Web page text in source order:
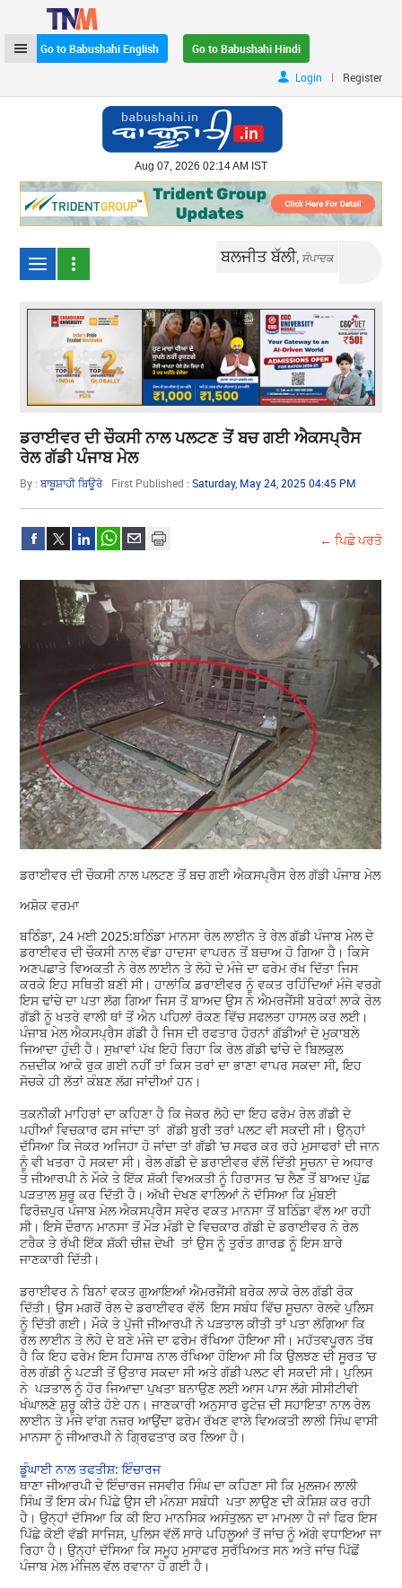
Go to Babushahi English
Go to Babushahi Hindi
Login
| Register
Aug 07, 2026 02:14 AM IST
ਬਲਜੀਤ ਬੱਲੀ,ਸੰਪਾਦਕ
ਡਰਾਈਵਰ ਦੀ ਚੌਕਸੀ ਨਾਲ ਪਲਟਣ ਤੋਂ ਬਚ ਗਈ ਐਕਸਪ੍ਰੈਸ
ਰੇਲ ਗੱਡੀ ਪੰਜਾਬ ਮੇਲ
By :ਬਾਬੂਸ਼ਾਹੀ ਬਿਊਰੋ First Published :Saturday, May 24, 2025 04:45 PM
← ਪਿਛੇ ਪਰਤੋ
ਡਰਾਈਵਰ ਦੀ ਚੌਕਸੀ ਨਾਲ ਪਲਟਣ ਤੋਂ ਬਚ ਗਈ ਐਕਸਪ੍ਰੈਸ ਰੇਲ ਗੱਡੀ ਪੰਜਾਬ ਮੇਲ
ਅਸ਼ੋਕ ਵਰਮਾ
ਬਠਿੰਡਾ, 24 ਮਈ 2025:ਬਠਿੰਡਾ ਮਾਨਸਾ ਰੇਲ ਲਾਈਨ ਤੇ ਰੇਲ ਗੱਡੀ ਪੰਜਾਬ ਮੇਲ ਦੇ
ਡਰਾਈਵਰ ਦੀ ਚੌਕਸੀ ਨਾਲ ਵੱਡਾ ਹਾਦਸਾ ਵਾਪਰਨ ਤੋਂ ਬਚਾਅ ਹੋ ਗਿਆ ਹੈ। ਕਿਸੇ
ਅਣਪਛਾਤੇ ਵਿਅਕਤੀ ਨੇ ਰੇਲ ਲਾਈਨ ਤੇ ਲੋਹੇ ਦੇ ਮੰਜੇ ਦਾ ਫਰੇਮ ਰੱਖ ਦਿੱਤਾ ਜਿਸ
ਕਰਕੇ ਇਹ ਸਥਿਤੀ ਬਣੀ ਸੀ। ਹਾਲਾਂਕਿ ਡਰਾਈਵਰ ਨੂੰ ਵਕਤ ਰਹਿੰਦਿਆਂ ਮੰਜੇ ਵਰਗੇ
ਇਸ ਢਾਂਚੇ ਦਾ ਪਤਾ ਲੱਗ ਗਿਆ ਜਿਸ ਤੋਂ ਬਾਅਦ ਉਸ ਨੇ ਐਮਰਜੈਂਸੀ ਬਰੇਕਾਂ ਲਾਕੇ ਰੇਲ
ਗੱਡੀ ਨੂੰ ਖਤਰੇ ਵਾਲੀ ਥਾਂ ਤੋਂ ਐਨ ਪਹਿਲਾਂ ਰੋਕਣ ਵਿੱਚ ਸਫਲਤਾ ਹਾਸਲ ਕਰ ਲਈ।
ਪੰਜਾਬ ਮੇਲ ਐਕਸਪ੍ਰੈਸ ਗੱਡੀ ਹੈ ਜਿਸ ਦੀ ਰਫਤਾਰ ਹੋਰਨਾਂ ਗੱਡੀਆਂ ਦੇ ਮੁਕਾਬਲੇ
ਜਿਆਦਾ ਹੁੰਦੀ ਹੈ। ਸੁਖਾਵਾਂ ਪੱਖ ਇਹੋ ਰਿਹਾ ਕਿ ਰੇਲ ਗੱਡੀ ਢਾਂਚੇ ਦੇ ਬਿਲਕੁਲ
ਨਜ਼ਦੀਕ ਆਕੇ ਰੁਕ ਗਈ ਨਹੀਂ ਤਾਂ ਕਿਸ ਤਰਾਂ ਦਾ ਭਾਣਾ ਵਾਪਰ ਸਕਦਾ ਸੀ, ਇਹ
ਸੋਚਕੇ ਹੀ ਲੱਤਾਂ ਕੰਬਣ ਲੱਗ ਜਾਂਦੀਆਂ ਹਨ।
ਤਕਨੀਕੀ ਮਾਹਿਰਾਂ ਦਾ ਕਹਿਣਾ ਹੈ ਕਿ ਜੇਕਰ ਲੋਹੇ ਦਾ ਇਹ ਫਰੇਮ ਰੇਲ ਗੱਡੀ ਦੇ
ਪਹੀਆਂ ਵਿਚਕਾਰ ਫਸ ਜਾਂਦਾ ਤਾਂ ਗੱਡੀ ਬੁਰੀ ਤਰਾਂ ਪਲਟ ਵੀ ਸਕਦੀ ਸੀ। ਉਨ੍ਹਾਂ
ਦੱਸਿਆ ਕਿ ਜੇਕਰ ਅਜਿਹਾ ਹੋ ਜਾਂਦਾ ਤਾਂ ਗੱਡੀ ’ਚ ਸਫਰ ਕਰ ਰਹੇ ਮੁਸਾਫਰਾਂ ਦੀ ਜਾਨ
ਨੂੰ ਵੀ ਖਤਰਾ ਹੋ ਸਕਦਾ ਸੀ। ਰੇਲ ਗੱਡੀ ਦੇ ਡਰਾਈਵਰ ਵੱਲੋਂ ਦਿੱਤੀ ਸੂਚਨਾ ਦੇ ਅਧਾਰ
ਤੇ ਜੀਆਰਪੀ ਨੇ ਮੌਕੇ ਤੇ ਇੱਕ ਸ਼ੱਕੀ ਵਿਅਕਤੀ ਨੂੰ ਹਿਰਾਸਤ ’ਚ ਲੈਣ ਤੋਂ ਬਾਅਦ ਪੁੱਛ
ਪੜਤਾਲ ਸ਼ੁਰੂ ਕਰ ਦਿੱਤੀ ਹੈ। ਅੱਖੀ ਦੇਖਣ ਵਾਲਿਆਂ ਨੇ ਦੱਸਿਆ ਕਿ ਮੁੰਬਈ
ਫਿਰੋਜ਼ਪੁਰ ਪੰਜਾਬ ਮੇਲ ਐਕਸਪ੍ਰੈਸ ਸਵੇਰ ਵਕਤ ਮਾਨਸਾ ਤੋਂ ਬਠਿੰਡਾ ਵੱਲ ਆ ਰਹੀ
ਸੀ। ਇਸੇ ਦੌਰਾਨ ਮਾਨਸਾ ਤੋਂ ਮੌੜ ਮੰਡੀ ਦੇ ਵਿਚਕਾਰ ਗੱਡੀ ਦੇ ਡਰਾਈਵਰ ਨੇ ਰੇਲ
ਟਰੈਕ ਤੇ ਰੱਖੀ ਇੱਕ ਸ਼ੱਕੀ ਚੀਜ਼ ਦੇਖੀ ਤਾਂ ਉਸ ਨੂੰ ਤੁਰੰਤ ਗਾਰਡ ਨੂੰ ਇਸ ਬਾਰੇ
ਜਾਣਕਾਰੀ ਦਿੱਤੀ।
ਡਰਾਈਵਰ ਨੇ ਬਿਨਾਂ ਵਕਤ ਗੁਆਇਆਂ ਐਮਰਜੈਂਸੀ ਬਰੇਕ ਲਾਕੇ ਰੇਲ ਗੱਡੀ ਰੋਕ
ਦਿੱਤੀ। ਉਸ ਮਗਰੋਂ ਰੇਲ ਦੇ ਡਰਾਈਵਰ ਵੱਲੋਂ ਇਸ ਸਬੰਧ ਵਿੱਚ ਸੂਚਨਾ ਰੇਲਵੇ ਪੁਲਿਸ
ਨੂੰ ਦਿੱਤੀ ਗਈ। ਮੌਕੇ ਤੇ ਪੁੱਜੀ ਜੀਆਰਪੀ ਨੇ ਪੜਤਾਲ ਕੀਤੀ ਤਾਂ ਪਤਾ ਲੱਗਿਆ ਕਿ
ਰੇਲ ਲਾਈਨ ਤੇ ਲੋਹੇ ਦੇ ਬਣੇ ਮੰਜੇ ਦਾ ਫਰੇਮ ਰੱਖਿਆ ਹੋਇਆ ਸੀ। ਮਹੱਤਵਪੂਰਨ ਤੱਥ
ਹੈ ਕਿ ਇਹ ਫਰੇਮ ਇਸ ਹਿਸਾਬ ਨਾਲ ਰੱਖਿਆ ਹੋਇਆ ਸੀ ਕਿ ਉਲਝਣ ਦੀ ਸੂਰਤ ’ਚ
ਰੇਲ ਗੱਡੀ ਨੂੰ ਪਟੜੀ ਤੋਂ ਉਤਾਰ ਸਕਦਾ ਸੀ ਅਤੇ ਗੱਡੀ ਪਲਟ ਵੀ ਸਕਦੀ ਸੀ। ਪੁਲਿਸ
ਨੇ ਪੜਤਾਲ ਨੂੰ ਹੋਰ ਜਿਆਦਾ ਪੁਖਤਾ ਬਨਾਉਣ ਲਈ ਆਸ ਪਾਸ ਲੱਗੇ ਸੀਸੀਟੀਵੀ
ਖੰਘਾਲਣੇ ਸ਼ੁਰੂ ਕੀਤੇ ਹੋਏ ਹਨ। ਜਾਣਕਾਰੀ ਅਨੁਸਾਰ ਫੁਟੇਜ਼ ਦੀ ਸਹਾਇਤਾ ਨਾਲ ਰੇਲ
ਲਾਈਨ ਤੇ ਮੰਜੇ ਵਾਂਗ ਨਜ਼ਰ ਆਉਂਦਾ ਫਰੇਮ ਰੱਖਣ ਵਾਲੇ ਵਿਅਕਤੀ ਲਾਲੀ ਸਿੰਘ ਵਾਸੀ
ਮਾਨਸਾ ਨੂੰ ਜੀਆਰਪੀ ਨੇ ਗ੍ਰਿਫਤਾਰ ਕਰ ਲਿਆ ਹੈ।
ਡੂੰਘਾਈ ਨਾਲ ਤਫਤੀਸ਼: ਇੰਚਾਰਜ
ਥਾਣਾ ਜੀਆਰਪੀ ਦੇ ਇੰਚਾਰਜ ਜਸਵੀਰ ਸਿੰਘ ਦਾ ਕਹਿਣਾ ਸੀ ਕਿ ਮੁਲਜਮ ਲਾਲੀ
ਸਿੰਘ ਤੋਂ ਇਸ ਕੰਮ ਪਿੱਛੇ ਉਸ ਦੀ ਮੰਨਸ਼ਾ ਸਬੰਧੀ ਪਤਾ ਲਾਉਣ ਦੀ ਕੋਸ਼ਿਸ਼ ਕਰ ਰਹੀ
ਹੈ। ਉਨ੍ਹਾਂ ਦੱਸਿਆ ਕਿ ਕੀ ਇਹ ਮਾਨਸਿਕ ਅਸੰਤੁਲਨ ਦਾ ਮਾਮਲਾ ਹੈ ਜਾਂ ਫਿਰ ਇਸ
ਪਿੱਛੇ ਕੋਈ ਵੱਡੀ ਸਾਜਿਸ਼, ਪੁਲਿਸ ਵੱਲੋਂ ਸਾਰੇ ਪਹਿਲੂਆਂ ਤੋਂ ਜਾਂਚ ਨੂੰ ਅੱਗੇ ਵਧਾਇਆ ਜਾ
ਰਿਹਾ ਹੈ। ਉਨ੍ਹਾਂ ਦੱਸਿਆ ਕਿ ਸਮੂਹ ਮੁਸਾਫਰ ਸੁਰੱਖਿਅਤ ਸਨ ਅਤੇ ਜਾਂਚ ਪਿੱਛੋਂ
ਪੰਜਾਬ ਮੇਲ ਮੰਜਿਲ ਵੱਲ ਰਵਾਨਾ ਹੋ ਗਈ ਹੈ।